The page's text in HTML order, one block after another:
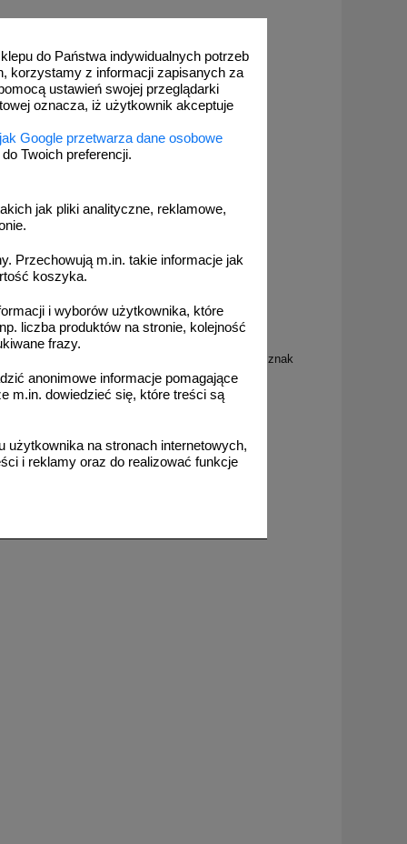
do Państwa indywidualnych potrzeb
korzystamy z informacji zapisanych za
ustawień swojej przeglądarki
oznacza, iż użytkownik akceptuje
Google przetwarza dane osobowe
Twoich preferencji.
jak pliki analityczne, reklamowe,
Przechowują m.in. takie informacje jak
koszyka.
i wyborów użytkownika, które
liczba produktów na stronie, kolejność
frazy.
anonimowe informacje pomagające
m.in. dowiedzieć się, które treści są
na stronach internetowych,
i reklamy oraz do realizować funkcje
od 3,47 zł
do koszyka
HA010
Obwód pomocniczy pod napięciem - znak
elektryczny